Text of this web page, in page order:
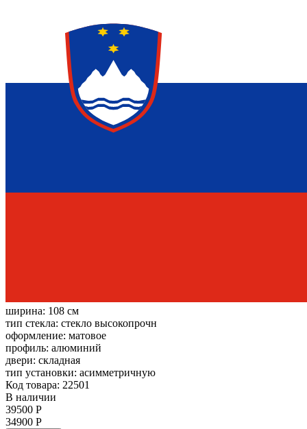
ширина: 108 см
тип стекла: стекло высокопрочн
оформление: матовое
профиль: алюминий
двери: складная
тип установки: асимметричную
Код товара: 22501
В наличии
39500 Р
34900 Р